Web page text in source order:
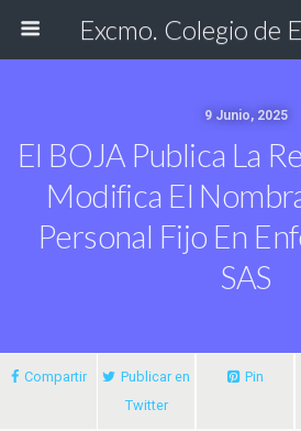
9 Junio, 2025
El BOJA Publica La
Modifica El
Personal Fijo En
SAS
Compartir
Publicar en
Twitter
Pin